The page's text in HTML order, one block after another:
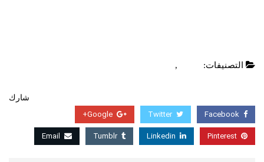
التصنيفات: ,
شارك
Facebook
Twitter
Google+
Pinterest
Linkedin
Tumblr
Email